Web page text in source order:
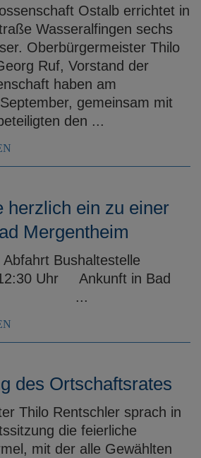
Ostalb errichtet in
Wasseralfingen sechs
Oberbürgermeister Thilo
Ruf, Vorstand der
haben am
gemeinsam mit
den ...
herzlich ein zu einer
Mergentheim
Bushaltestelle
Uhr Ankunft in Bad
...
des Ortschaftsrates
Thilo Rentschler sprach in
die feierliche
mit der alle Gewählten